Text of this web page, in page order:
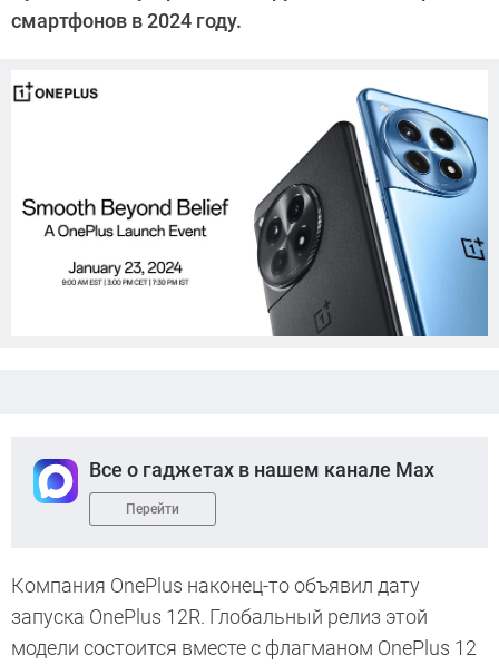
смартфонов в 2024 году.
Все о гаджетах в нашем канале Max
Перейти
Компания OnePlus наконец-то объявил дату
запуска OnePlus 12R. Глобальный релиз этой
модели состоится вместе с флагманом OnePlus 12